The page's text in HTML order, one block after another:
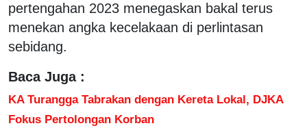
pertengahan 2023 menegaskan bakal terus
menekan angka kecelakaan di perlintasan
sebidang.
Baca Juga :
KA Turangga Tabrakan dengan Kereta Lokal, DJKA
Fokus Pertolongan Korban